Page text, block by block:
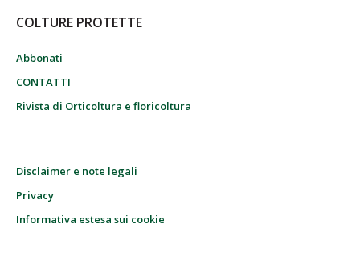
COLTURE PROTETTE
Abbonati
CONTATTI
Rivista di Orticoltura e floricoltura
Disclaimer e note legali
Privacy
Informativa estesa sui cookie